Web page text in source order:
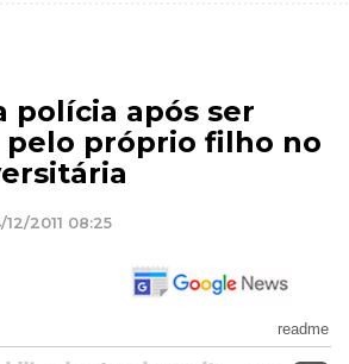
polícia após ser
pelo próprio filho no
2011 08:25
readme